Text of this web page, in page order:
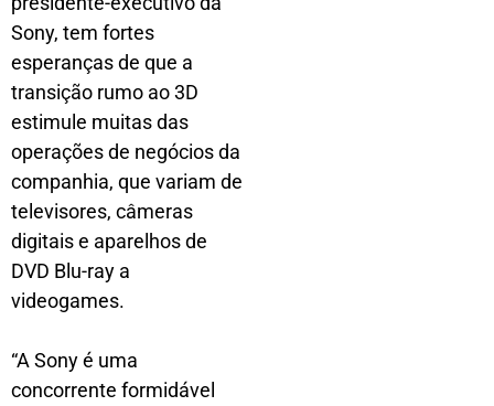
Sony, tem fortes
esperanças de que a
transição rumo ao 3D
estimule muitas das
operações de negócios da
companhia, que variam de
televisores, câmeras
digitais e aparelhos de
DVD Blu-ray a
videogames.
“A Sony é uma
concorrente formidável